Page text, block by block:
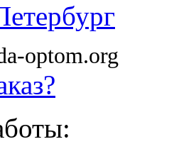
optom.org